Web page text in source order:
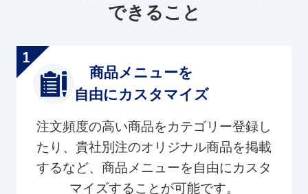
できること
商品メニューを
自由にカスタマイズ
注文頻度の高い商品をカテゴリー登録し
たり、貴社別注のオリジナル商品を掲載
するなど、商品メニューを自由にカスタ
マイズすることが可能です。